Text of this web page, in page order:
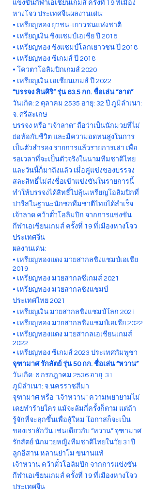
แข่งขันกีฬาเอเชียนเกมส์ ครั้งที่ 19 ที่เมือง
หางโจว ประเทศจีนผลงานเด่น:
• เหรียญทอง ยุวชน-เยาวชนแห่งชาติ
• เหรียญเงิน ชิงแชมป์เอเชีย ปี 2018
• เหรียญทอง ชิงแชมป์โลกเยาวชน ปี 2018
• เหรียญทอง ซีเกมส์ ปี 2018
• โควตาโอลิมปิกเกมส์ 2020
• เหรียญเงิน เอเชียนเกมส์ ปี 2022
“บรรจง สินศิริ” รุ่น 63.5 กก. ชื่อเล่น “ลาด”
วันเกิด: 2 ตุลาคม 2535 อายุ: 32 ปี ภูมิลำเนา:
จ. ศรีสะเกษ
บรรจง หรือ “เจ้าลาด” ถือว่าเป็นนักมวยที่ไม่
ย่อท้อกับชีวิต และมีความอดทนสูงในการ
เป็นตัวสำรอง รายการแล้วรายการเล่า เพื่อ
รอเวลาที่จะเป็นตัวจริงในนามทีมชาติไทย
และวันนี้ก็มาถึงแล้ว เมื่อคู่แข่งของบรรจง
สละสิทธิ์ไม่ส่งชื่อเข้าแข่งขันในรายการนี้
ทำให้บรรจงได้สิทธิ์ไปลุ้นเหรียญโอลิมปิกที่
ปารีสในฐานะนักชกทีมชาติไทยได้สำเร็จ
เจ้าลาด คว้าตั๋วโอลิมปิก จากการแข่งขัน
กีฬาเอเชียนเกมส์ ครั้งที่ 19 ที่เมืองหางโจว
ประเทศจีน
ผลงานเด่น:
• เหรียญทองแดง มวยสากลชิงแชมป์เอเชีย
2019
• เหรียญทอง มวยสากลซีเกมส์ 2021
• เหรียญทอง มวยสากลชิงแชมป์
ประเทศไทย 2021
• เหรียญเงิน มวยสากลชิงแชมป์โลก 2021
• เหรียญทอง มวยสากลชิงแชมป์เอเชีย 2022
• เหรียญทองแดง มวยสากลเอเชียนเกมส์
2022
• เหรียญทอง ซีเกมส์ 2023 ประเทศกัมพูชา
จุฑามาศ รักสัตย์ รุ่น 50 กก. ชื่อเล่น “หวาน”
วันเกิด: 6 กรกฎาคม 2536 อายุ: 31
ภูมิลำเนา: จ.นครราชสีมา
จุฑามาศ หรือ “เจ้าหวาน” ความพยายามไม่
เคยทำร้ายใคร แม้จะล้มกี่ครั้งก็ตาม แต่ถ้า
รู้จักที่จะลุกขึ้นเพื่อสู้ใหม่ โอกาสก็จะเป็น
ของเราสักวัน เช่นเดียวกับ “หวาน” จุฑามาศ
รักสัตย์ นักมวยหญิงทีมชาติไทยในวัย 31ปี
ลูกอีสาน หลานย่าโม ขนานแท้
เจ้าหวาน คว้าตั๋วโอลิมปิก จากการแข่งขัน
กีฬาเอเชียนเกมส์ ครั้งที่ 19 ที่เมืองหางโจว
ประเทศจีน